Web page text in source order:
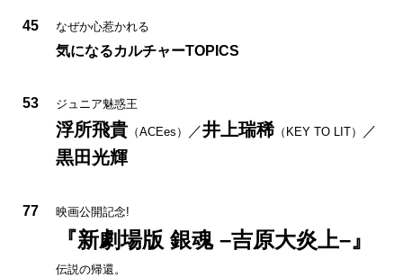
45 なぜか心惹かれる
気になるカルチャーTOPICS
53 ジュニア魅惑王
浮所飛貴 （ACEes） ／井上瑞稀 （KEY TO LIT） ／
黒田光輝
77 映画公開記念!
『新劇場版 銀魂 –吉原大炎上–』
伝説の帰還。